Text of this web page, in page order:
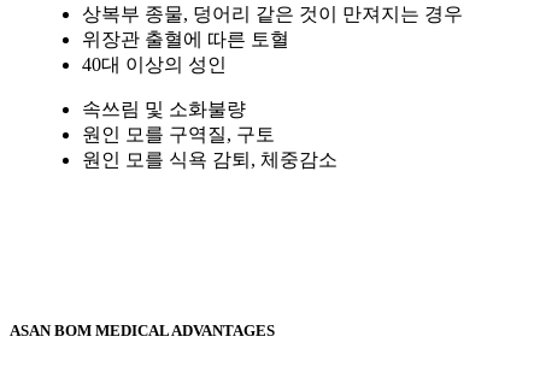
상복부 종물, 덩어리 같은 것이 만져지는 경우
위장관 출혈에 따른 토혈
40대 이상의 성인
속쓰림 및 소화불량
원인 모를 구역질, 구토
원인 모를 식욕 감퇴, 체중감소
ASAN BOM MEDICAL ADVANTAGES